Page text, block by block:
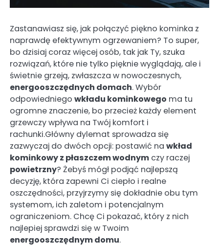
Zastanawiasz się, jak połączyć piękno kominka z
naprawdę efektywnym ogrzewaniem? To super,
bo dzisiaj coraz więcej osób, tak jak Ty, szuka
rozwiązań, które nie tylko pięknie wyglądają, ale i
świetnie grzeją, zwłaszcza w nowoczesnych,
energooszczędnych domach. Wybór
odpowiedniego wkładu kominkowego ma tu
ogromne znaczenie, bo przecież każdy element
grzewczy wpływa na Twój komfort i
rachunki.Główny dylemat sprowadza się
zazwyczaj do dwóch opcji: postawić na wkład
kominkowy z płaszczem wodnym czy raczej
powietrzny? Żebyś mógł podjąć najlepszą
decyzję, która zapewni Ci ciepło i realne
oszczędności, przyjrzymy się dokładnie obu tym
systemom, ich zaletom i potencjalnym
ograniczeniom. Chcę Ci pokazać, który z nich
najlepiej sprawdzi się w Twoim
energooszczędnym domu.